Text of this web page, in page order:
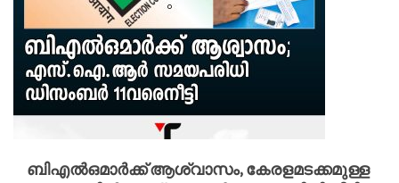
ബിഎൽഒമാര്‍ക്ക് ആശ്വാസം, കേരളമടക്കമുള്ള